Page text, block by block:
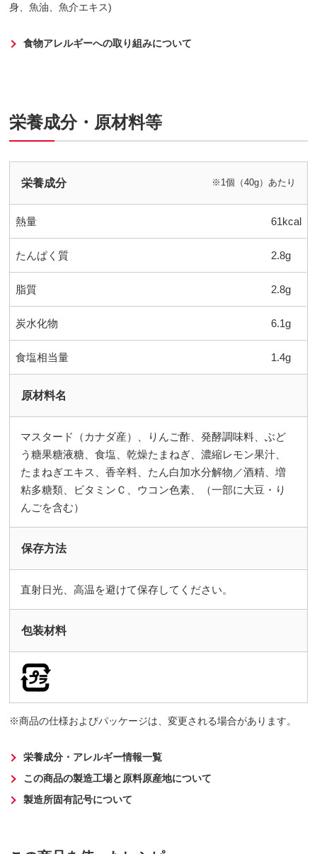
身、魚油、魚介エキス)
食物アレルギーへの取り組みについて
栄養成分・原材料等
栄養成分 ※1個（40g）あたり
熱量 61kcal
たんぱく質 2.8g
脂質 2.8g
炭水化物 6.1g
食塩相当量 1.4g
原材料名
マスタード（カナダ産）、りんご酢、発酵調味料、ぶど
う糖果糖液糖、食塩、乾燥たまねぎ、濃縮レモン果汁、
たまねぎエキス、香辛料、たん白加水分解物／酒精、増
粘多糖類、ビタミンＣ、ウコン色素、（一部に大豆・り
んごを含む）
保存方法
直射日光、高温を避けて保存してください。
包装材料
商品の仕様およびパッケージは、変更される場合があります。
栄養成分・アレルギー情報一覧
この商品の製造工場と原料原産地について
製造所固有記号について